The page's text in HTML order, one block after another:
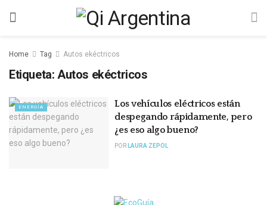
Home Tag Autos ekéctricos
Etiqueta: Autos ekéctricos
ENERGÍA
Los vehículos eléctricos están
despegando rápidamente, pero
¿es eso algo bueno?
POR LAURA ZEPOL